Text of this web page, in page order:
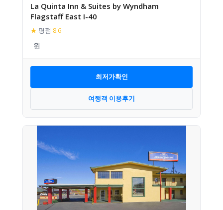
La Quinta Inn & Suites by Wyndham
Flagstaff East I-40
★ 평점 8.6
최저가확인
여행객 이용후기